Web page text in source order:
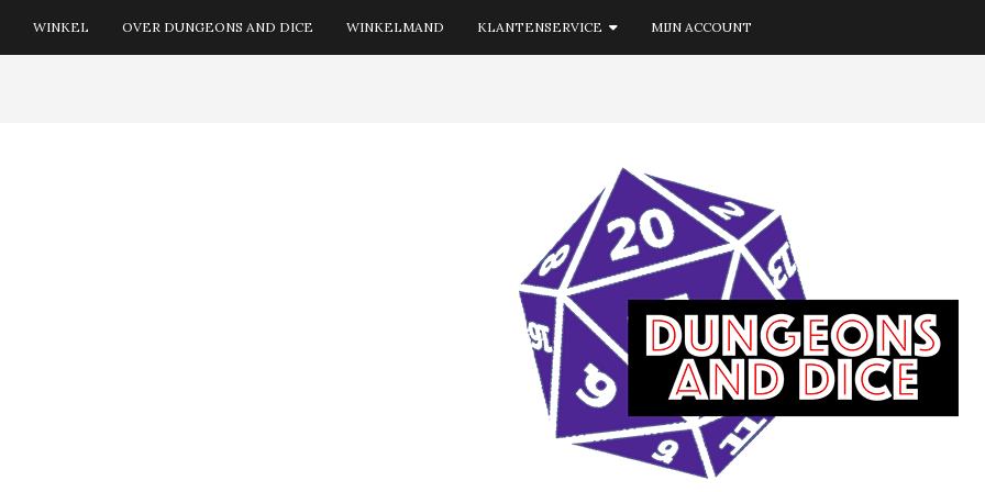
WINKEL OVER DUNGEONS AND DICE WINKELMAND KLANTENSERVICE MIJN ACCOUNT